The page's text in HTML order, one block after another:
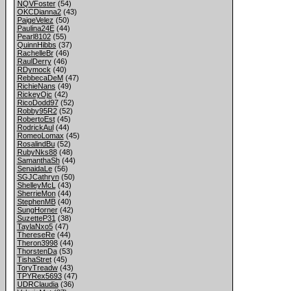
NQVFoster(54)
OKCDianna2(43)
PaigeVelez (50)
Paulina24E(44)
Pearl8102(55)
QuinnHibbs (37)
RachelleBr(46)
RaulDerry(46)
RDymock (40)
RebbecaDeM(47)
RichieNans (49)
RickeyOjc (42)
RicoDodd97(52)
Robby95R2(52)
RobertoEst(45)
RodrickAul(44)
RomeoLomax (45)
RosalindBu(52)
RubyNks88(48)
SamanthaSh(44)
SenaidaLe(56)
SGJCathryn(50)
ShelleyMcL (43)
SherrieMon(44)
StephenMB(40)
SungHorner(42)
SuzetteP31 (38)
TaylaNxo5(47)
ThereseRe(44)
Theron3998(44)
ThorstenDa(53)
TishaStret(45)
ToryTreadw(43)
TPYRex5693(47)
UDRClaudia(36)